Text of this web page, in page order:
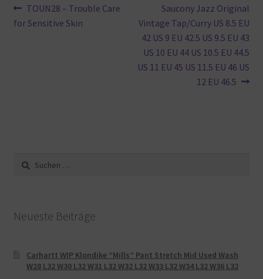
Beitragsnavigation
Vorheriger
Beitrag:
TOUN28 – Trouble Care
for Sensitive Skin
Nächster
Beitrag:
Saucony Jazz Original
Vintage Tap/Curry US 8.5 EU
42 US 9 EU 42.5 US 9.5 EU 43
US 10 EU 44 US 10.5 EU 44.5
US 11 EU 45 US 11.5 EU 46 US
12 EU 46.5
Suche
nach:
Neueste Beiträge
Carhartt WIP Klondike “Mills“ Pant Stretch Mid Used Wash
W28 L32 W30 L32 W31 L32 W32 L32 W33 L32 W34 L32 W36 L32